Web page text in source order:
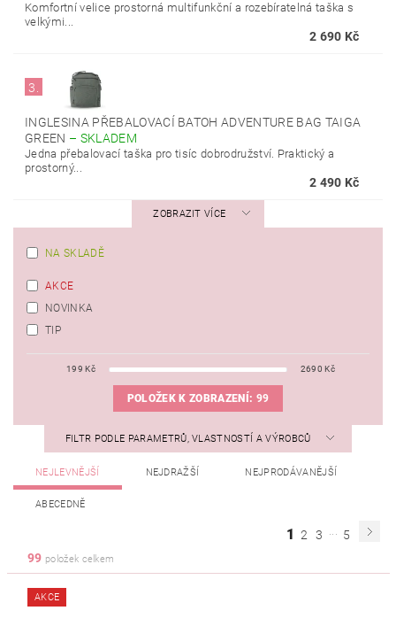
Komfortní velice prostorná multifunkční a rozebíratelná taška s
velkými...
2 690 Kč
3.
INGLESINA PŘEBALOVACÍ BATOH ADVENTURE BAG TAIGA
GREEN – SKLADEM
Jedna přebalovací taška pro tisíc dobrodružství. Praktický a
prostorný...
2 490 Kč
ZOBRAZIT VÍCE
NA SKLADĚ
AKCE
NOVINKA
TIP
199 Kč 2690 Kč
POLOŽEK K ZOBRAZENÍ: 99
FILTR PODLE PARAMETRŮ, VLASTNOSTÍ A VÝROBCŮ
NEJLEVNĚJŠÍ NEJDRAŽŠÍ NEJPRODÁVANĚJŠÍ
ABECEDNĚ
1 2 3 ... 5
99 položek celkem
AKCE